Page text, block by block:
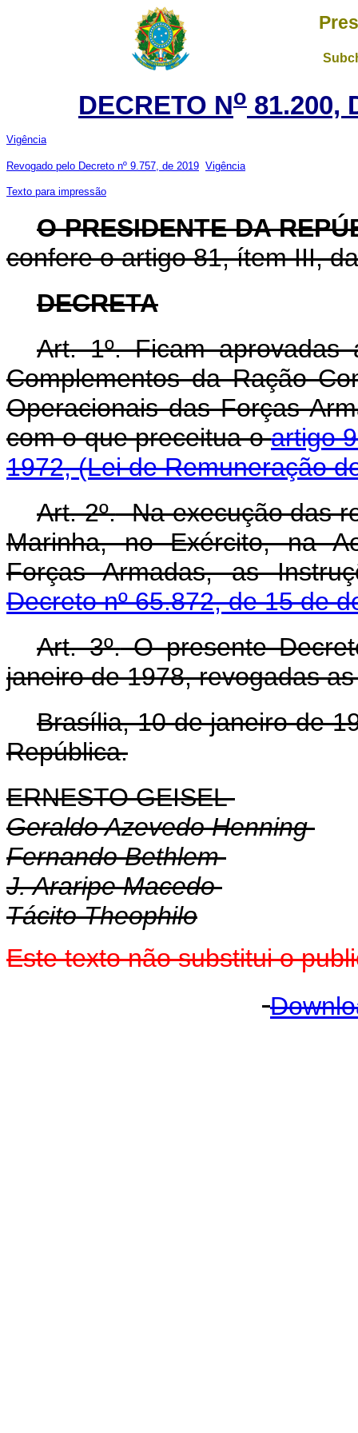
DECRETO No 81.200,
Vigência
Revogado pelo Decreto nº 9.757, de 2019 Vigência
Texto para impressão
O PRESIDENTE DA
confere o artigo 81, ítem III,
DECRETA
Art. 1º.Ficam aprovadas
Complementos da Ração
Operacionais das Forças
com o que preceitua oartigo
1972, (Lei de Remuneração
Art. 2º.Na execução das
Marinha, no Exército, na
Forças Armadas, as
Decreto nº 65.872, de 15 de
Art. 3º.O presente
janeiro de 1978, revogadas
Brasília, 10 de janeiro de
República.
ERNESTO GEISEL
Geraldo Azevedo Henning
Fernando Bethlem
J. Araripe Macedo
Tácito Theophilo
Este texto não substitui o